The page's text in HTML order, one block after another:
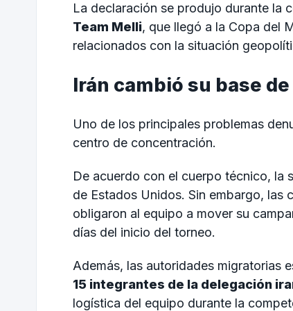
La declaración se produjo durante la
Team Melli, que llegó a la Copa del
relacionados con la situación
Irán cambió su base
Uno de los principales problemas
centro de concentración.
De acuerdo con el cuerpo técnico, la
de Estados Unidos. Sin embargo, las
obligaron al equipo a mover su
días del inicio del torneo.
Además, las autoridades migratorias
15 integrantes de la delegación
logística del equipo durante la